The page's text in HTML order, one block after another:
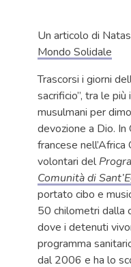
Un articolo di
Mondo Solidale
Trascorsi i giorni
sacrificio”, tra le
musulmani per
devozione a Dio. In
francese
volontari del
Comunità di
portato cibo e
50 chilometri dalla
dove i detenuti
programma
dal 2006 e ha lo